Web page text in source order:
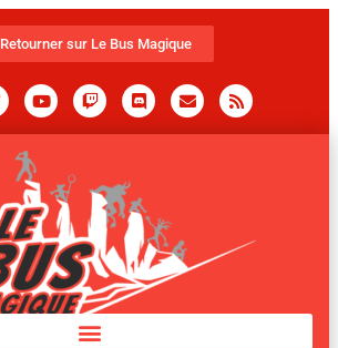
Retourner sur Le Bus Magique